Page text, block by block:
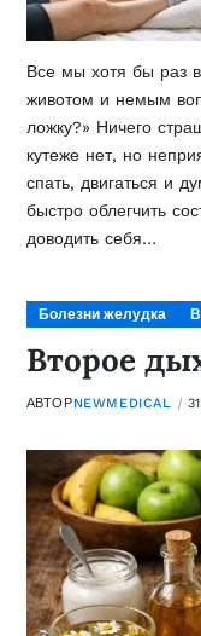
Все мы хотя бы раз
животом и немым
ложку?» Ничего
кутеже нет, но
спать, двигаться и
быстро облегчить
доводить себя…
Болезни желудка
Второе
АВТОРNEWMEDICAL